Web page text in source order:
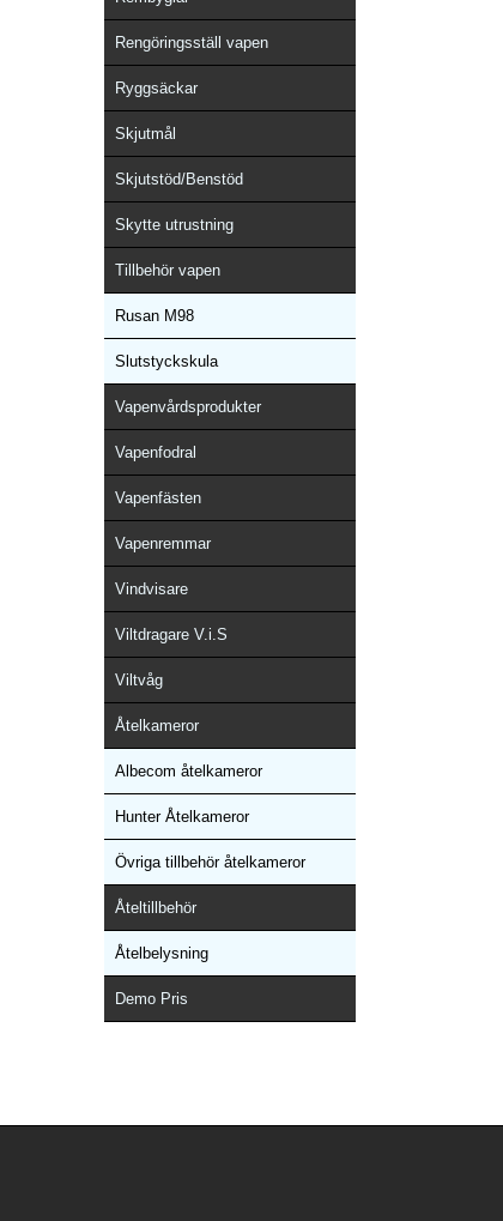
Rengöringsställ vapen
Ryggsäckar
Skjutmål
Skjutstöd/Benstöd
Skytte utrustning
Tillbehör vapen
Rusan M98
Slutstyckskula
Vapenvårdsprodukter
Vapenfodral
Vapenfästen
Vapenremmar
Vindvisare
Viltdragare V.i.S
Viltvåg
Åtelkameror
Albecom åtelkameror
Hunter Åtelkameror
Övriga tillbehör åtelkameror
Åteltillbehör
Åtelbelysning
Demo Pris